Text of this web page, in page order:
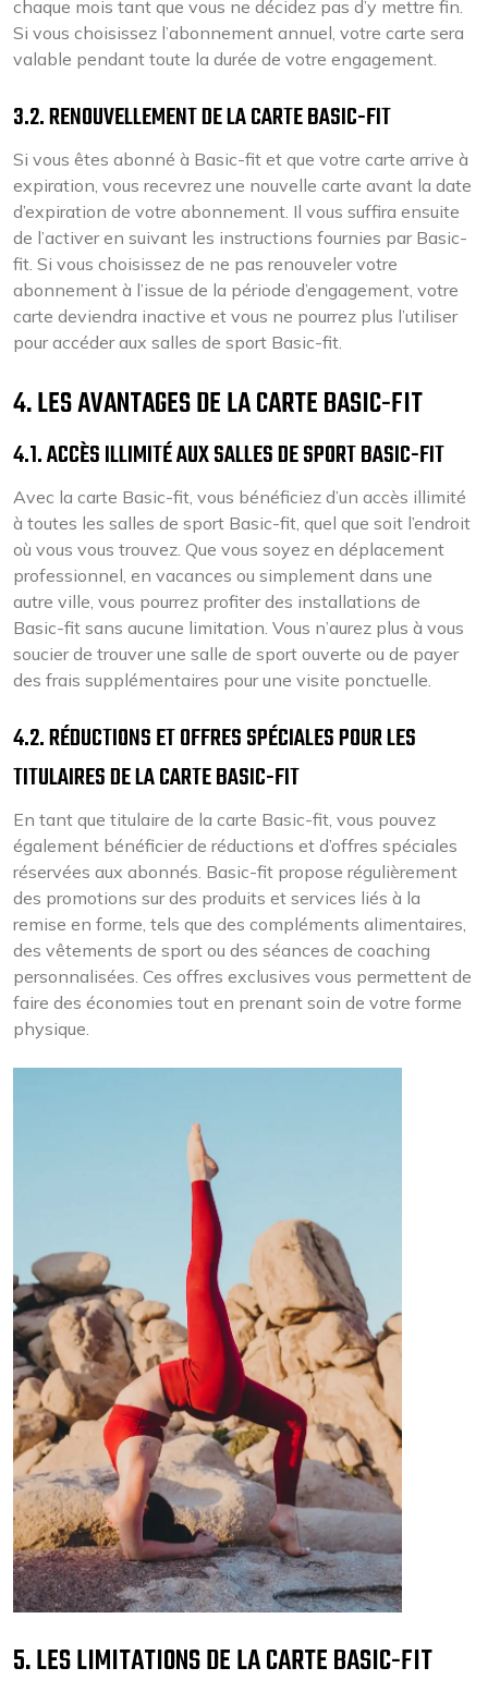
chaque mois tant que vous ne décidez pas d’y mettre fin.
Si vous choisissez l’abonnement annuel, votre carte sera
valable pendant toute la durée de votre engagement.
3.2. RENOUVELLEMENT DE LA CARTE BASIC-FIT
Si vous êtes abonné à Basic-fit et que votre carte arrive à
expiration, vous recevrez une nouvelle carte avant la date
d’expiration de votre abonnement. Il vous suffira ensuite
de l’activer en suivant les instructions fournies par Basic-
fit. Si vous choisissez de ne pas renouveler votre
abonnement à l’issue de la période d’engagement, votre
carte deviendra inactive et vous ne pourrez plus l’utiliser
pour accéder aux salles de sport Basic-fit.
4. LES AVANTAGES DE LA CARTE BASIC-FIT
4.1. ACCÈS ILLIMITÉ AUX SALLES DE SPORT BASIC-FIT
Avec la carte Basic-fit, vous bénéficiez d’un accès illimité
à toutes les salles de sport Basic-fit, quel que soit l’endroit
où vous vous trouvez. Que vous soyez en déplacement
professionnel, en vacances ou simplement dans une
autre ville, vous pourrez profiter des installations de
Basic-fit sans aucune limitation. Vous n’aurez plus à vous
soucier de trouver une salle de sport ouverte ou de payer
des frais supplémentaires pour une visite ponctuelle.
4.2. RÉDUCTIONS ET OFFRES SPÉCIALES POUR LES
TITULAIRES DE LA CARTE BASIC-FIT
En tant que titulaire de la carte Basic-fit, vous pouvez
également bénéficier de réductions et d’offres spéciales
réservées aux abonnés. Basic-fit propose régulièrement
des promotions sur des produits et services liés à la
remise en forme, tels que des compléments alimentaires,
des vêtements de sport ou des séances de coaching
personnalisées. Ces offres exclusives vous permettent de
faire des économies tout en prenant soin de votre forme
physique.
5. LES LIMITATIONS DE LA CARTE BASIC-FIT